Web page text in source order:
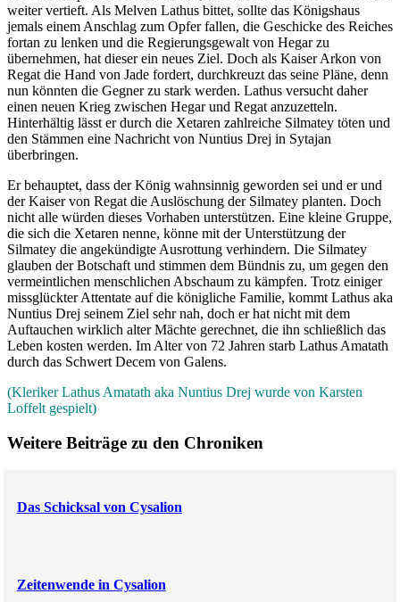
weiter vertieft. Als Melven Lathus bittet, sollte das Königshaus
jemals einem Anschlag zum Opfer fallen, die Geschicke des Reiches
fortan zu lenken und die Regierungsgewalt von Hegar zu
übernehmen, hat dieser ein neues Ziel. Doch als Kaiser Arkon von
Regat die Hand von Jade fordert, durchkreuzt das seine Pläne, denn
nun könnten die Gegner zu stark werden. Lathus versucht daher
einen neuen Krieg zwischen Hegar und Regat anzuzetteln.
Hinterhältig lässt er durch die Xetaren zahlreiche Silmatey töten und
den Stämmen eine Nachricht von Nuntius Drej in Sytajan
überbringen.
Er behauptet, dass der König wahnsinnig geworden sei und er und
der Kaiser von Regat die Auslöschung der Silmatey planten. Doch
nicht alle würden dieses Vorhaben unterstützen. Eine kleine Gruppe,
die sich die Xetaren nenne, könne mit der Unterstützung der
Silmatey die angekündigte Ausrottung verhindern. Die Silmatey
glauben der Botschaft und stimmen dem Bündnis zu, um gegen den
vermeintlichen menschlichen Abschaum zu kämpfen. Trotz einiger
missglückter Attentate auf die königliche Familie, kommt Lathus aka
Nuntius Drej seinem Ziel sehr nah, doch er hat nicht mit dem
Auftauchen wirklich alter Mächte gerechnet, die ihn schließlich das
Leben kosten werden. Im Alter von 72 Jahren starb Lathus Amatath
durch das Schwert Decem von Galens.
(Kleriker Lathus Amatath aka Nuntius Drej wurde von Karsten
Loffelt gespielt)
Weitere Beiträge zu den Chroniken
Das Schicksal von Cysalion
Zeitenwende in Cysalion